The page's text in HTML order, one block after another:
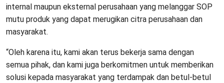
internal maupun eksternal perusahaan yang melanggar SOP
mutu produk yang dapat merugikan citra perusahaan dan
masyarakat.
“Oleh karena itu, kami akan terus bekerja sama dengan
semua pihak, dan kami juga berkomitmen untuk memberikan
solusi kepada masyarakat yang terdampak dan betul-betul